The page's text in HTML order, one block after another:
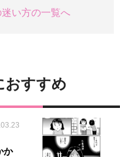
い方の一覧へ
おすすめ
か